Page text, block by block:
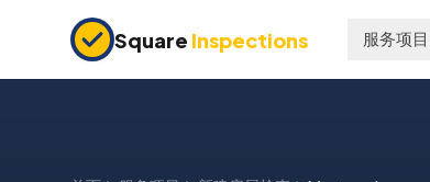
Square Inspections 服务项目